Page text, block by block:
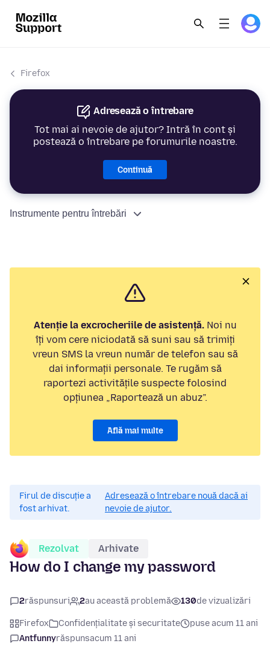
Firefox
Adresează o întrebare
Tot mai ai nevoie de ajutor? Intră în cont și
postează o întrebare pe forumurile noastre.
Continuă
Instrumente pentru întrebări
Atenție la excrocheriile de asistență.Noi nu
îți vom cere niciodată să suni sau să trimiți
vreun SMS la vreun număr de telefon sau să
dai informații personale. Te rugăm să
raportezi activitățile suspecte folosind
opțiunea „Raportează un abuz”.
Află mai multe
Firul de discuție a
fost arhivat.
Adresează o întrebare nouă dacă ai
nevoie de ajutor.
Rezolvat Arhivate
How do I change my password
2răspunsuri 2au această problemă 130de vizualizări
Firefox Confidențialitate și securitate
puse acum 11 ani
Antfunnyrăspunsacum 11 ani